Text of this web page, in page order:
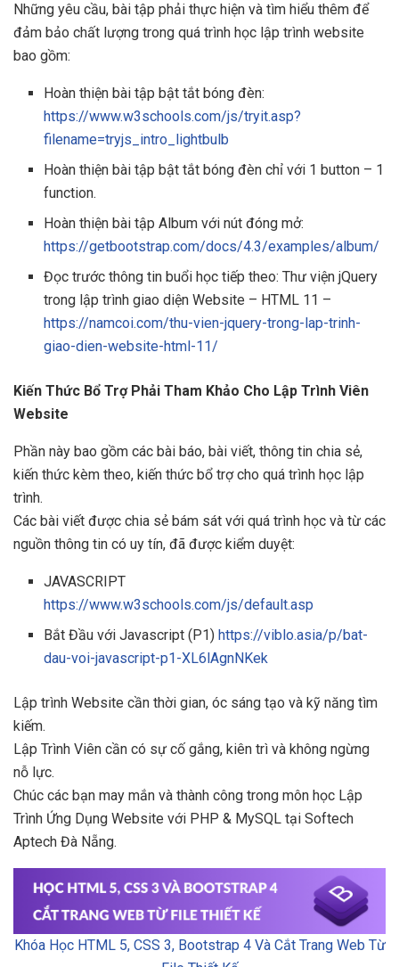
Những yêu cầu, bài tập phải thực hiện và tìm hiểu thêm để
đảm bảo chất lượng trong quá trình học lập trình website
bao gồm:
Hoàn thiện bài tập bật tắt bóng đèn:
https://www.w3schools.com/js/tryit.asp?
filename=tryjs_intro_lightbulb
Hoàn thiện bài tập bật tắt bóng đèn chỉ với 1 button – 1
function.
Hoàn thiện bài tập Album với nút đóng mở:
https://getbootstrap.com/docs/4.3/examples/album/
Đọc trước thông tin buổi học tiếp theo: Thư viện jQuery
trong lập trình giao diện Website – HTML 11 –
https://namcoi.com/thu-vien-jquery-trong-lap-trinh-
giao-dien-website-html-11/
Kiến Thức Bổ Trợ Phải Tham Khảo Cho Lập Trình Viên
Website
Phần này bao gồm các bài báo, bài viết, thông tin chia sẻ,
kiến thức kèm theo, kiến thức bổ trợ cho quá trình học lập
trình.
Các bài viết được chia sẻ bám sát với quá trình học và từ các
nguồn thông tin có uy tín, đã được kiểm duyệt:
JAVASCRIPT
https://www.w3schools.com/js/default.asp
Bắt Đầu với Javascript (P1) https://viblo.asia/p/bat-
dau-voi-javascript-p1-XL6lAgnNKek
Lập trình Website cần thời gian, óc sáng tạo và kỹ năng tìm
kiếm.
Lập Trình Viên cần có sự cố gắng, kiên trì và không ngừng
nỗ lực.
Chúc các bạn may mắn và thành công trong môn học Lập
Trình Ứng Dụng Website với PHP & MySQL tại Softech
Aptech Đà Nẵng.
Khóa Học HTML 5, CSS 3, Bootstrap 4 Và Cắt Trang Web Từ